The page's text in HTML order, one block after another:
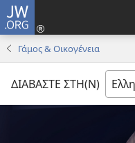
JW.ORG
Γάμος & Οικογένεια
ΔΙΑΒΑΣΤΕ ΣΤΗ(Ν)